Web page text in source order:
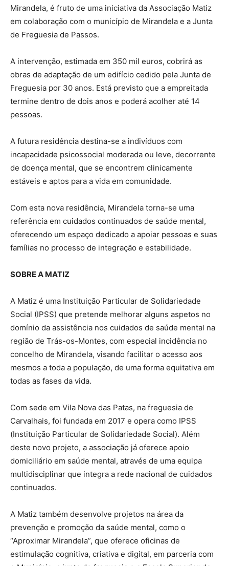
Mirandela, é fruto de uma iniciativa da Associação Matiz
em colaboração com o município de Mirandela e a Junta
de Freguesia de Passos.
A intervenção, estimada em 350 mil euros, cobrirá as
obras de adaptação de um edifício cedido pela Junta de
Freguesia por 30 anos. Está previsto que a empreitada
termine dentro de dois anos e poderá acolher até 14
pessoas.
A futura residência destina-se a indivíduos com
incapacidade psicossocial moderada ou leve, decorrente
de doença mental, que se encontrem clinicamente
estáveis e aptos para a vida em comunidade.
Com esta nova residência, Mirandela torna-se uma
referência em cuidados continuados de saúde mental,
oferecendo um espaço dedicado a apoiar pessoas e suas
famílias no processo de integração e estabilidade.
SOBRE A MATIZ
A Matiz é uma Instituição Particular de Solidariedade
Social (IPSS) que pretende melhorar alguns aspetos no
domínio da assistência nos cuidados de saúde mental na
região de Trás-os-Montes, com especial incidência no
concelho de Mirandela, visando facilitar o acesso aos
mesmos a toda a população, de uma forma equitativa em
todas as fases da vida.
Com sede em Vila Nova das Patas, na freguesia de
Carvalhais, foi fundada em 2017 e opera como IPSS
(Instituição Particular de Solidariedade Social). Além
deste novo projeto, a associação já oferece apoio
domiciliário em saúde mental, através de uma equipa
multidisciplinar que integra a rede nacional de cuidados
continuados.
A Matiz também desenvolve projetos na área da
prevenção e promoção da saúde mental, como o
“Aproximar Mirandela”, que oferece oficinas de
estimulação cognitiva, criativa e digital, em parceria com